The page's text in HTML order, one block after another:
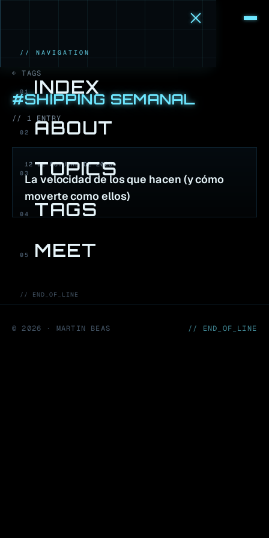
// NAVIGATION
01 INDEX
02 ABOUT
03 TOPICS
04 TAGS
05 MEET
// END_OF_LINE
← TAGS
#SHIPPING SEMANAL
// 1 ENTRY
12 DE OCTUBRE DE 2025
La velocidad de los que hacen (y cómo
moverte como ellos)
©2026 · MARTIN BEAS // END_OF_LINE